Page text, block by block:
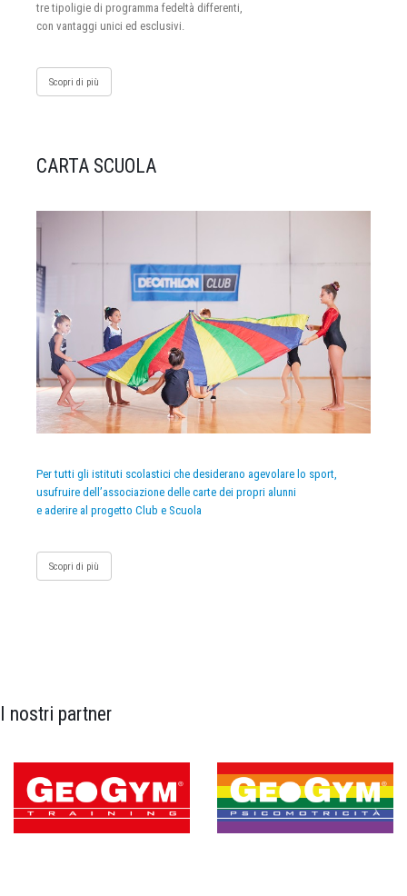
tre tipoligie di programma fedeltà differenti,
con vantaggi unici ed esclusivi.
Scopri di più
CARTA SCUOLA
Per tutti gli istituti scolastici che desiderano agevolare lo sport,
usufruire dell’associazione delle carte dei propri alunni
e aderire al progetto Club e Scuola
Scopri di più
I nostri partner